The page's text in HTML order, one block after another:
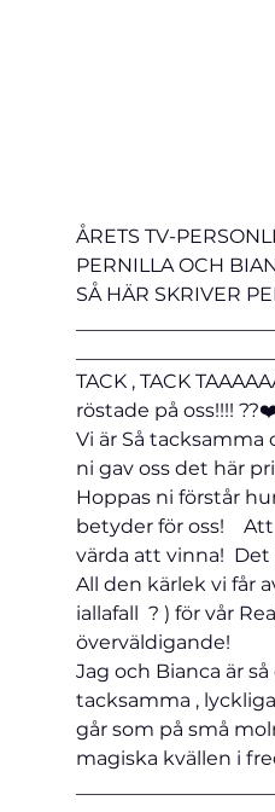
ÅRETS TV-
PERNILLA OCH
SÅ HÄR SKRIVER
TACK , TACK
röstade på oss!!!!
Vi är Så tacksamma
ni gav oss det här
Hoppas ni förstår
betyder för oss!
värda att vinna!  Det
All den kärlek vi får
iallafall
? ) för vår
överväldigande!
Jag och Bianca är
tacksamma ,
går som på små
magiska kvällen i